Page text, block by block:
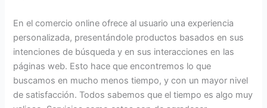
En el comercio online ofrece al usuario una experiencia
personalizada, presentándole productos basados en sus
intenciones de búsqueda y en sus interacciones en las
páginas web. Esto hace que encontremos lo que
buscamos en mucho menos tiempo, y con un mayor nivel
de satisfacción. Todos sabemos que el tiempo es algo muy